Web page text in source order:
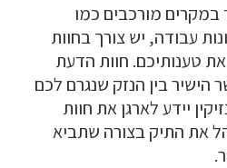
מורכבים כמו
עבודה, יש צורך בחוות
טענותיכם. חוות הדעת
הישיר בין הנזק שנגרם לכם
יידע לארגן את חוות
את התיק בצורה שתביא